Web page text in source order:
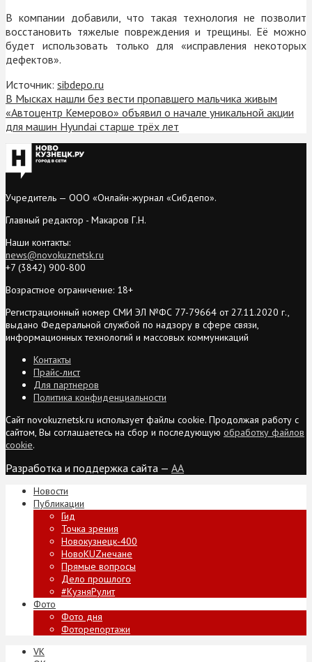
В компании добавили, что такая технология не позволит
восстановить тяжелые повреждения и трещины. Её можно
будет использовать только для «исправления некоторых
дефектов».
Источник: sibdepo.ru
В Мысках нашли без вести пропавшего мальчика живым
«Автоцентр Кемерово» объявил о начале уникальной акции
для машин Hyundai старше трёх лет
Учредитель — ООО «Онлайн-журнал «Сибдепо».
Главный редактор - Макаров Г.Н.
Наши контакты:
news@novokuznetsk.ru
+7 (3842) 900-800
Возрастное ограничение: 18+
Регистрационный номер СМИ ЭЛ №ФС 77-79664 от 27.11.2020 г.,
выдано Федеральной службой по надзору в сфере связи,
информационных технологий и массовых коммуникаций
Контакты
Прайс-лист
Для партнеров
Политика конфиденциальности
Сайт novokuznetsk.ru использует файлы cookie. Продолжая работу с
сайтом, Вы соглашаетесь на сбор и последующую обработку файлов
cookie.
Разработка и поддержка сайта — AA
Новости
Публикации
Гид
Точка зрения
Новокузнецк-400
НовоKUZнечане
Прямые вопросы
Дело прошлого
#КузняРулит
Фото
Фото дня
Фоторепортажи
VK